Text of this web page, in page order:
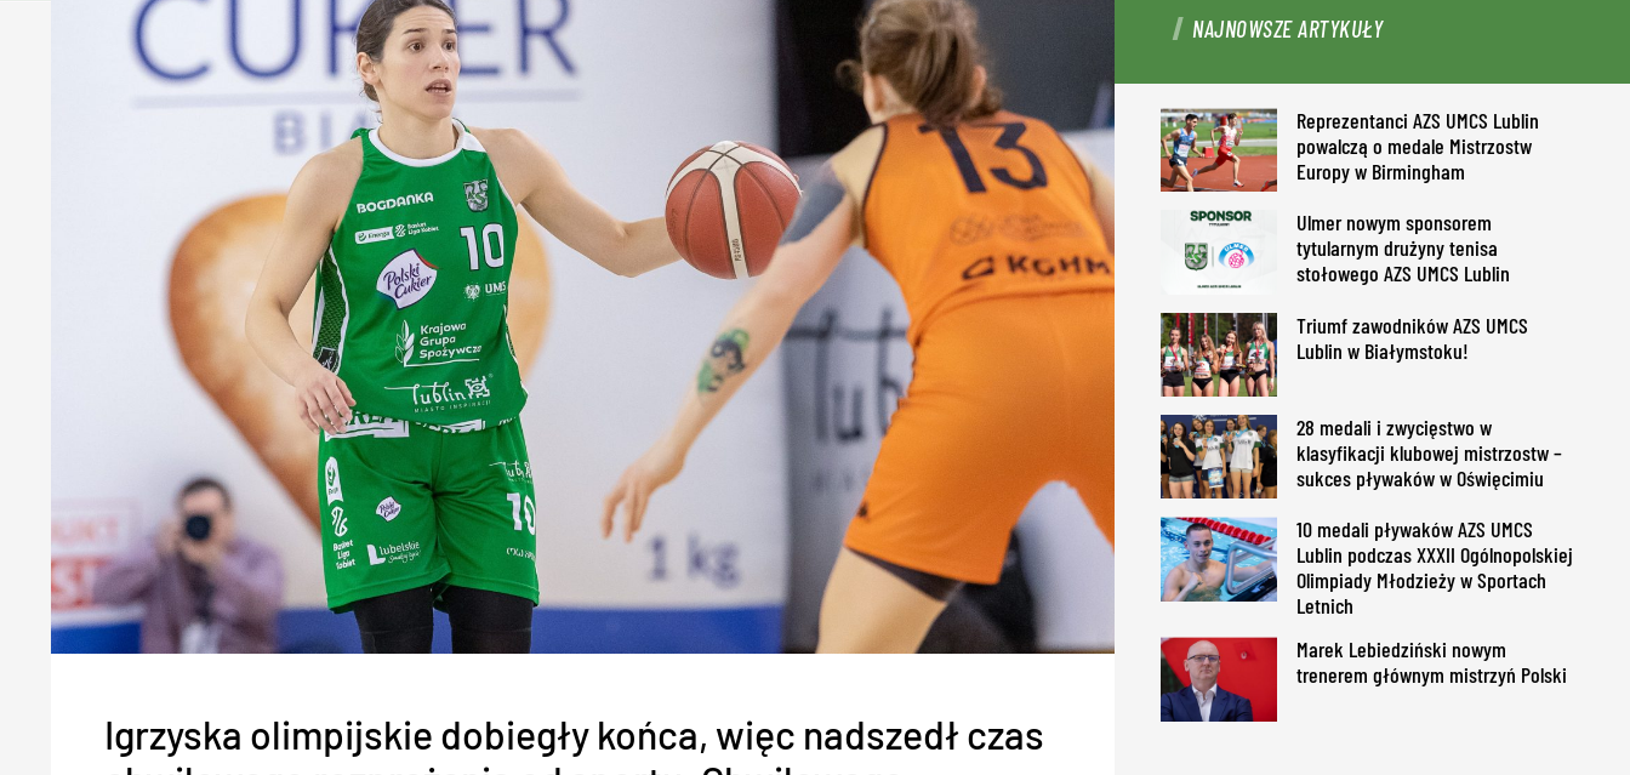
Igrzyska olimpijskie dobiegły końca, więc nadszedł czas
NAJNOWSZE ARTYKUŁY
Reprezentanci AZS UMCS Lublin
powalczą o medale Mistrzostw
Europy w Birmingham
Ulmer nowym sponsorem
tytularnym drużyny tenisa
stołowego AZS UMCS Lublin
Triumf zawodników AZS UMCS
Lublin w Białymstoku!
28 medali i zwycięstwo w
klasyfikacji klubowej mistrzostw –
sukces pływaków w Oświęcimiu
10 medali pływaków AZS UMCS
Lublin podczas XXXII Ogólnopolskiej
Olimpiady Młodzieży w Sportach
Letnich
Marek Lebiedziński nowym
trenerem głównym mistrzyń Polski